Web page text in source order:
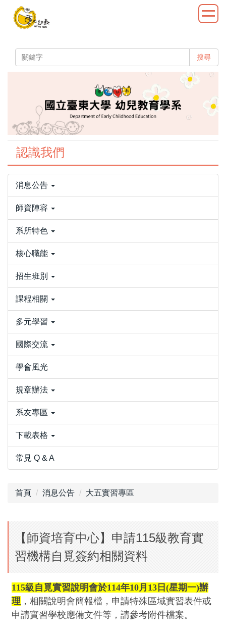
搜尋
認識我們
消息公告
師資陣容
系所特色
核心職能
招生班別
課程相關
多元學習
國際交流
學會風光
規章辦法
系友專區
下載表格
常見 Q & A
首頁 消息公告 大五實習專區
【師資培育中心】申請115級教育實
習機構自覓簽約相關資料
115級自覓實習說明會於114年10月13日(星期一)辦
理 ，相關說明會簡報檔，申請特殊區域實習表件或
申請實習學校應備文件等，請參考附件檔案。